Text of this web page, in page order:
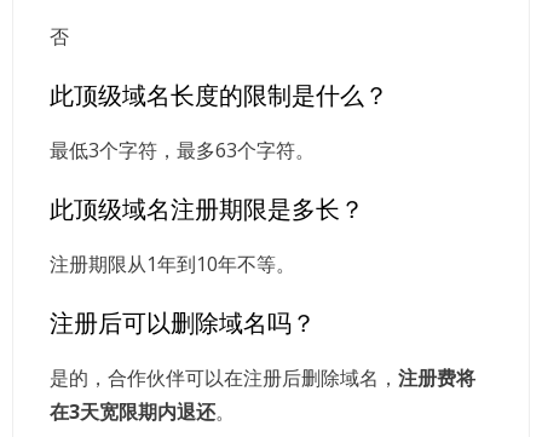
否
此顶级域名长度的限制是什么？
最低3个字符，最多63个字符。
此顶级域名注册期限是多长？
注册期限从1年到10年不等。
注册后可以删除域名吗？
是的，合作伙伴可以在注册后删除域名， 注册费将
在3天宽限期内退还。